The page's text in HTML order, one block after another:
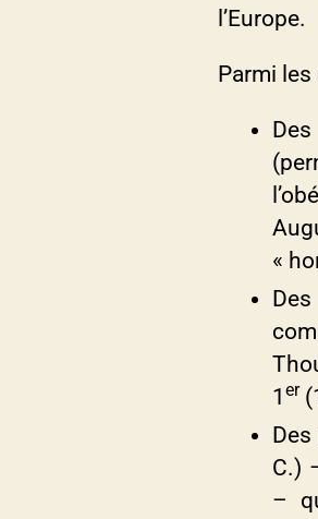
l’Europe.
Parmi
«
1 er
C.)
–